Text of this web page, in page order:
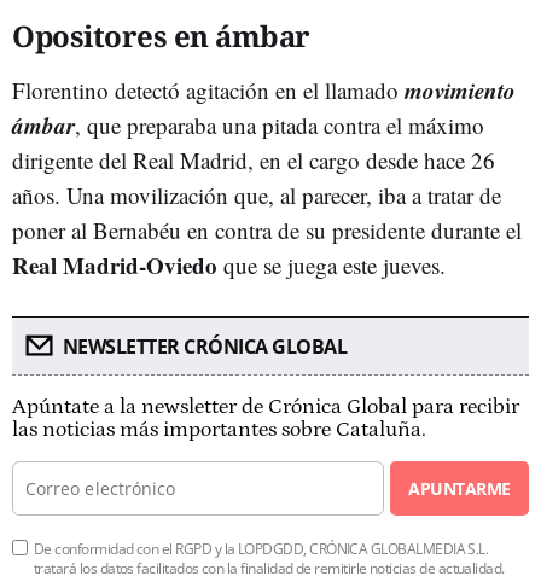
Opositores en ámbar
Florentino detectó agitación en el llamado movimiento
ámbar, que preparaba una pitada contra el máximo
dirigente del Real Madrid, en el cargo desde hace 26
años. Una movilización que, al parecer, iba a tratar de
poner al Bernabéu en contra de su presidente durante el
Real Madrid-Oviedo que se juega este jueves.
NEWSLETTER CRÓNICA GLOBAL
Apúntate a la newsletter de Crónica Global para recibir
las noticias más importantes sobre Cataluña.
APUNTARME
De conformidad con el RGPD y la LOPDGDD, CRÓNICA GLOBALMEDIA S.L.
tratará los datos facilitados con la finalidad de remitirle noticias de actualidad.